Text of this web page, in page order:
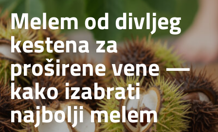
Melem od divljeg
kestena za
proširene vene —
kako izabrati
najbolji melem